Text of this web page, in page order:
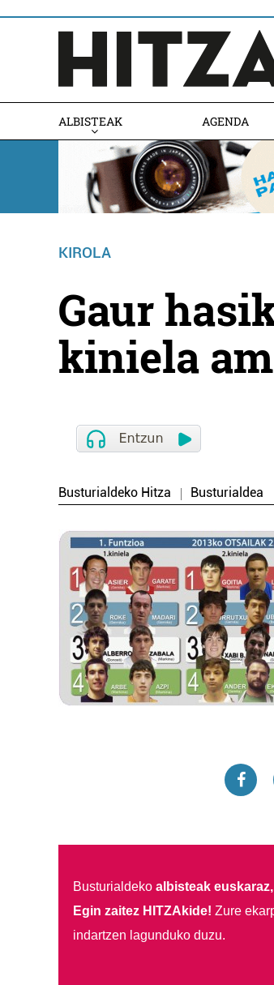
ALBISTEAK AGENDA
KIROLA
Gaur
kiniela
Busturialdeko Hitza Busturialdea
Busturialdeko albisteak
Egin zaitez HITZAkide! Zure
indartzen lagunduko duzu.